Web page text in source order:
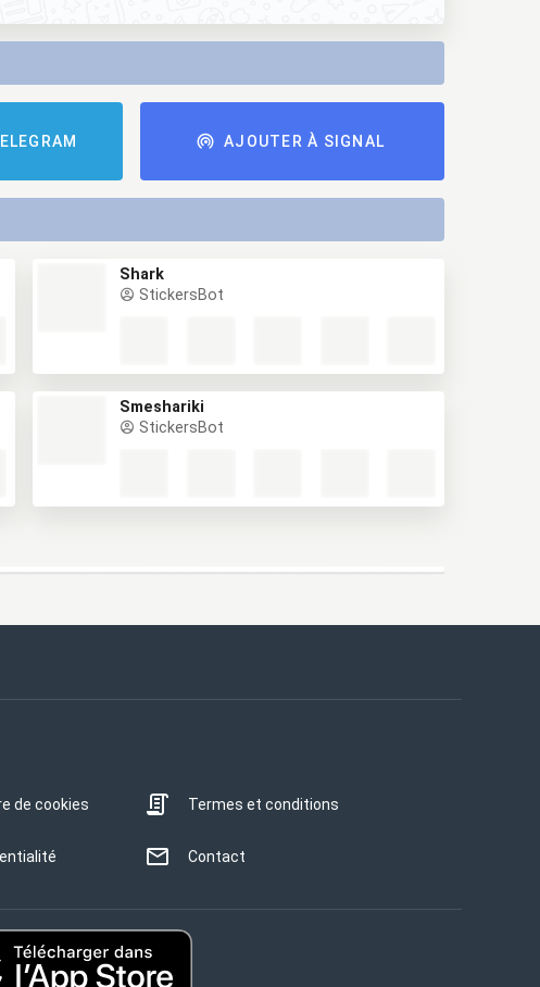
AJOUTER À SIGNAL
Shark
StickersBot
Smeshariki
StickersBot
de cookies Termes et conditions
Contact